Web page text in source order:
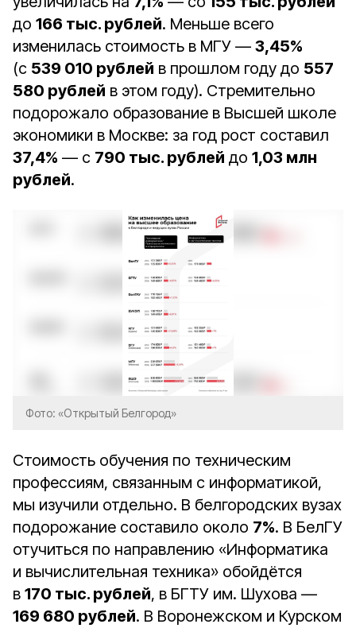
до 166 тыс. рублей. Меньше всего
изменилась стоимость в МГУ — 3,45%
(с 539 010 рублей в прошлом году до 557
580 рублей в этом году). Стремительно
подорожало образование в Высшей школе
экономики в Москве: за год рост составил
37,4% — с 790 тыс. рублей до 1,03 млн
рублей.
Фото: «Открытый Белгород»
Стоимость обучения по техническим
профессиям, связанным с информатикой,
мы изучили отдельно. В белгородских вузах
подорожание составило около 7%. В БелГУ
отучиться по направлению «Информатика
и вычислительная техника» обойдётся
в 170 тыс. рублей, в БГТУ им. Шухова —
169 680 рублей. В Воронежском и Курском